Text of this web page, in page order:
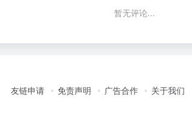
暂无评论...
友链申请 免责声明 广告合作 关于我们